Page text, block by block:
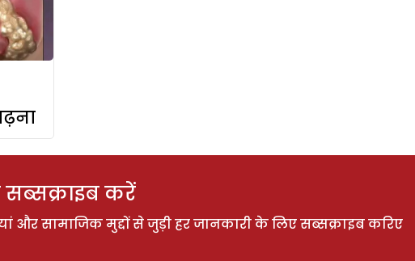
सब्सक्राइब करें
और सामाजिक मुद्दों से जुड़ी हर जानकारी के लिए सब्सक्राइब करिए